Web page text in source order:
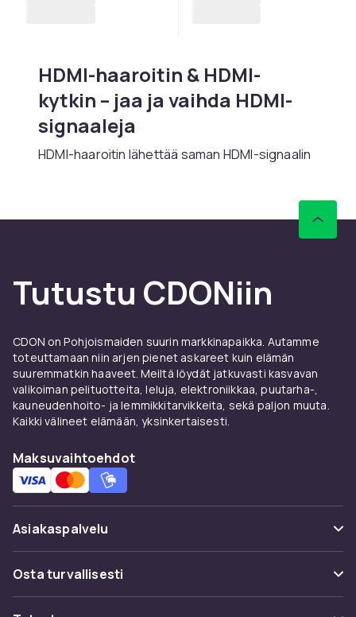
HDMI-haaroitin & HDMI-
kytkin – jaa ja vaihda HDMI-
signaaleja
HDMI-haaroitin lähettää saman HDMI-signaalin
Edut ja käyttöohjeet HDMI
splitter & HDMI
omkopplare:lle
CDONilta löydät HDMI splitter & HDMI
omkopplare:ä johtavilta valmistajilta
kilpailukykyiseen hintaan. Laaja valikoimamme
edistyneisiin ammatillisiin ratkaisuihin. Kaikki
tuotteet on sertifioitu ja täyttävät
eurooppalaiset laatu- ja turvallisuusstandardit.
Kun ostat HDMI splitter & HDMI omkopplare:ä
CDONilta, saat käyttöoikeuden
tuotekuvauksiin yksityiskohtaisilla
Tutustu CDONiin
CDON on Pohjoismaiden suurin markkinapaikka. Autamme
toteuttamaan niin arjen pienet askareet kuin elämän
suuremmatkin haaveet. Meiltä löydät jatkuvasti kasvavan
valikoiman pelituotteita, leluja, elektroniikkaa, puutarha-,
kauneudenhoito- ja lemmikkitarvikkeita, sekä paljon muuta.
Kaikki välineet elämään, yksinkertaisesti.
Maksuvaihtoehdot
Asiakaspalvelu
Usein kysyttyä (UKK)
Seuraa pakettia
Osta turvallisesti
Maksuvaihtoehdot